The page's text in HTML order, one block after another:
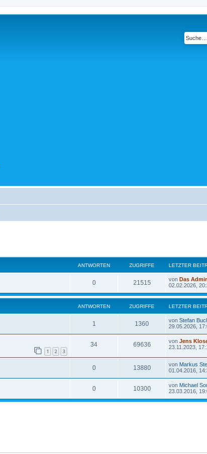
ANTWORTEN ZUGRIFFE LETZTER
0 21515 von Das
02.02.2026,
ANTWORTEN ZUGRIFFE LETZTER
1 1360 von Stefan
29.05.2026,
1 2 3
34 69636 von Jens
23.11.2023,
0 13880 von Markus
01.04.2016,
0 10300 von Michael
23.03.2016,